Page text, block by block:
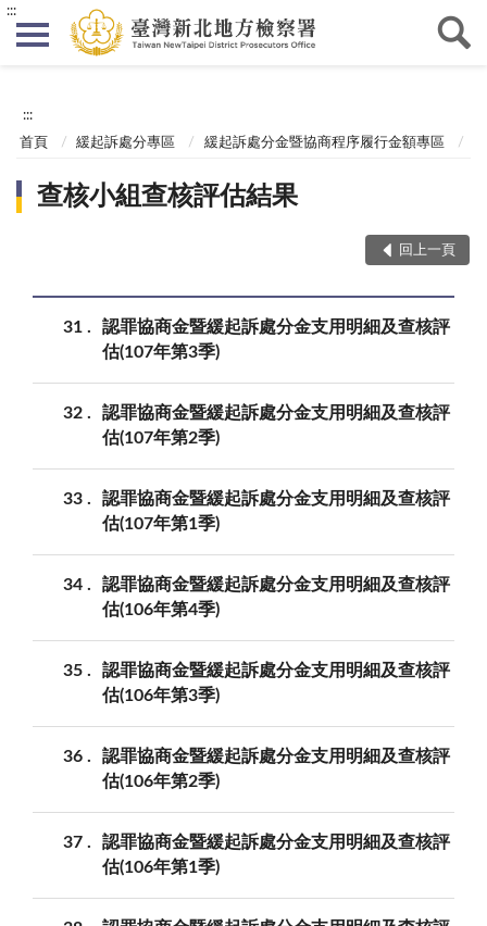
:::
:::
首頁 緩起訴處分專區 緩起訴處分金暨協商程序履行金額專區
查核小組查核評估結果
回上一頁
31
認罪協商金暨緩起訴處分金支用明細及查核評
估(107年第3季)
32
認罪協商金暨緩起訴處分金支用明細及查核評
估(107年第2季)
33
認罪協商金暨緩起訴處分金支用明細及查核評
估(107年第1季)
34
認罪協商金暨緩起訴處分金支用明細及查核評
估(106年第4季)
35
認罪協商金暨緩起訴處分金支用明細及查核評
估(106年第3季)
36
認罪協商金暨緩起訴處分金支用明細及查核評
估(106年第2季)
37
認罪協商金暨緩起訴處分金支用明細及查核評
估(106年第1季)